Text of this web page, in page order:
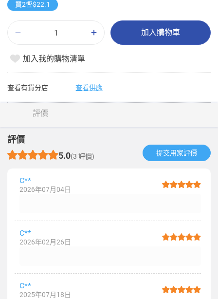
買2慳$22.1
加入購物車
加入我的購物清單
查看有貨分店 查看供應
評價
評價
5.0(3 評價) 提交用家評價​
C**
2026年07月04日
C**
2026年02月26日
C**
2025年07月18日